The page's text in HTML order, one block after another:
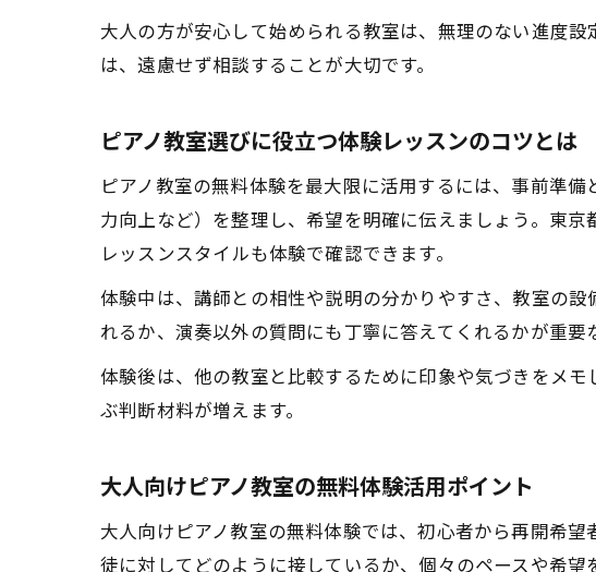
ピ
安い
体
体験レッ
体
ピア
発
大人の方が安心して始められる教室は、無理のない進度
は、遠慮せず相談することが大切です。
ピアノ教室選びに役立つ体験レッスンのコツとは
ピアノ教室の無料体験を最大限に活用するには、事前準
力向上など）を整理し、希望を明確に伝えましょう。東
レッスンスタイルも体験で確認できます。
体験中は、講師との相性や説明の分かりやすさ、教室の
れるか、演奏以外の質問にも丁寧に答えてくれるかが重要
体験後は、他の教室と比較するために印象や気づきをメ
ぶ判断材料が増えます。
大人向けピアノ教室の無料体験活用ポイント
大人向けピアノ教室の無料体験では、初心者から再開希
徒に対してどのように接しているか、個々のペースや希望